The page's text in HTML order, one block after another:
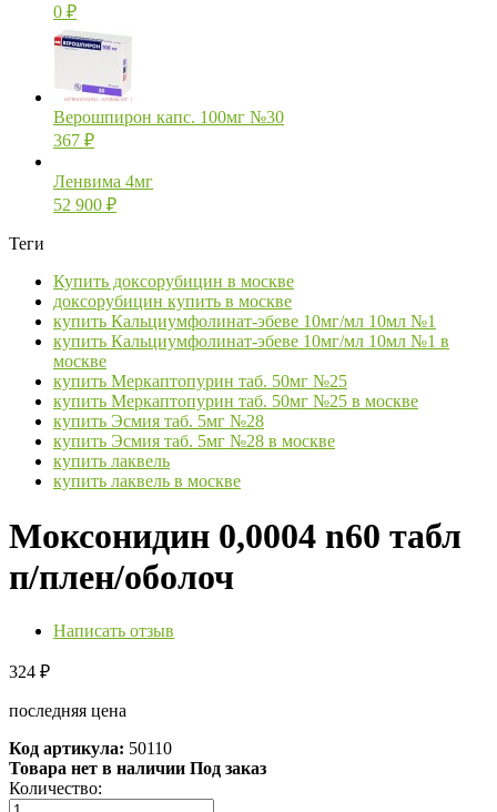
0 ₽
Верошпирон капс. 100мг №30
367 ₽
Ленвима 4мг
52 900 ₽
Теги
Купить доксорубицин в москве
доксорубицин купить в москве
купить Кальциумфолинат-эбеве 10мг/мл 10мл №1
купить Кальциумфолинат-эбеве 10мг/мл 10мл №1 в
москве
купить Меркаптопурин таб. 50мг №25
купить Меркаптопурин таб. 50мг №25 в москве
купить Эсмия таб. 5мг №28
купить Эсмия таб. 5мг №28 в москве
купить лаквель
купить лаквель в москве
Моксонидин 0,0004 n60 табл
п/плен/оболоч
Написать отзыв
324 ₽
последняя цена
Код артикула: 50110
Товара нет в наличии Под заказ
Количество: